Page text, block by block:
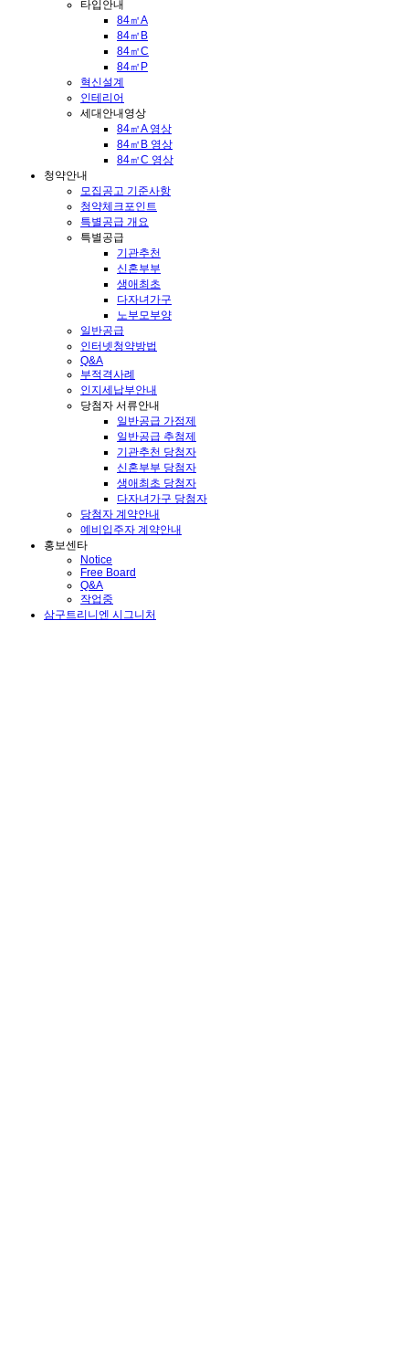
타입안내
84㎡A
84㎡B
84㎡C
84㎡P
혁신설계
인테리어
세대안내영상
84㎡A 영상
84㎡B 영상
84㎡C 영상
청약안내
모집공고 기준사항
청약체크포인트
특별공급 개요
특별공급
기관추천
신혼부부
생애최초
다자녀가구
노부모부양
일반공급
인터넷청약방법
Q&A
부적격사례
인지세납부안내
당첨자 서류안내
일반공급 가점제
일반공급 추첨제
기관추천 당첨자
신혼부부 당첨자
생애최초 당첨자
다자녀가구 당첨자
당첨자 계약안내
예비입주자 계약안내
홍보센타
Notice
Free Board
Q&A
작업중
삼구트리니엔 시그니처